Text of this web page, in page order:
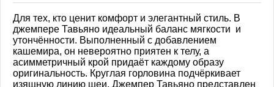
Для тех, кто ценит комфорт и элегантный стиль. В
джемпере Тавьяно идеальный баланс мягкости и
утончённости. Выполненный с добавлением
кашемира, он невероятно приятен к телу, а
асимметричный крой придаёт каждому образу
оригинальность. Круглая горловина подчёркивает
изящную линию шеи. Джемпер Тавьяно представлен